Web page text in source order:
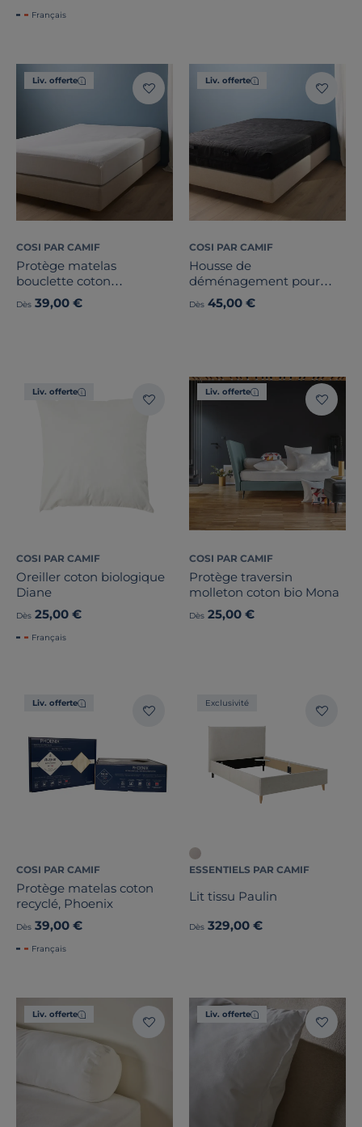
Français
Liv. offerte
COSI PAR CAMIF
Protège matelas
bouclette coton
imperméable Irène
Dès 39,00 €
Liv. offerte
COSI PAR CAMIF
Housse de
déménagement pour
matelas Ivan
Dès 45,00 €
Liv. offerte
COSI PAR CAMIF
Oreiller coton biologique
Diane
Dès 25,00 €
Français
Liv. offerte
COSI PAR CAMIF
Protège traversin
molleton coton bio Mona
Dès 25,00 €
Liv. offerte
COSI PAR CAMIF
Protège matelas coton
recyclé, Phoenix
Dès 39,00 €
Français
Exclusivité
ESSENTIELS PAR CAMIF
Lit tissu Paulin
Dès 329,00 €
Liv. offerte Liv. offerte
Traitement
Certifications et labels
Pays de fabrication